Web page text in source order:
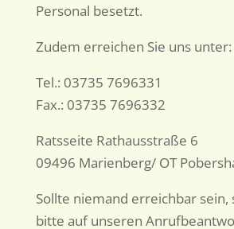
Personal besetzt.
Zudem erreichen Sie uns unter:
Tel.: 03735 7696331
Fax.: 03735 7696332
Ratsseite Rathausstraße 6
09496 Marienberg/ OT
Sollte niemand erreichbar sein,
bitte auf unseren